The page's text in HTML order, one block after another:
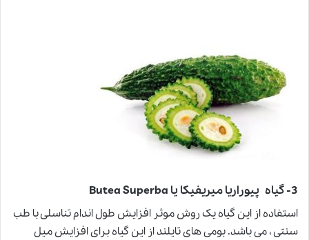
3- گیاه پیوراریا میریفیکا یا Butea Superba
استفاده از این گیاه یک روش موثر افزایش طول اندام تناسلی با طب
سنتی ، می باشد. بومی های تایلند از این گیاه برای افزایش میل